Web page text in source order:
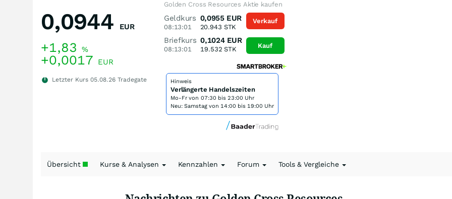
0,0944 EUR
+1,83 %
+0,0017 EUR
Letzter Kurs 05.08.26 Tradegate
Golden Cross Resources Aktie kaufen
Geldkurs
08:13:01
0,0955 EUR
20.943 STK
Briefkurs
08:13:01
0,1024 EUR
19.532 STK
Verkauf
Kauf
Hinweis
Verlängerte Handelszeiten
Mo-Fr von 07:30 bis 23:00 Uhr
Neu: Samstag von 14:00 bis 19:00 Uhr
Übersicht Kurse & Analysen Kennzahlen Forum Tools & Vergleiche